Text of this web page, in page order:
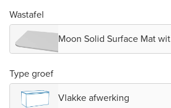
Wastafel
Moon Solid Surface Mat wit
Type groef
Vlakke afwerking